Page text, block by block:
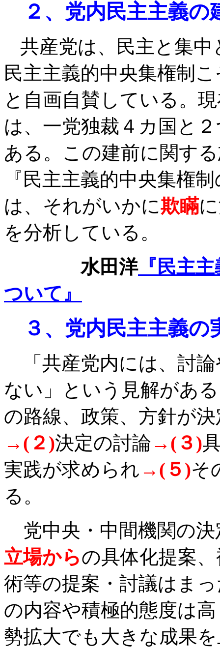
２、党内民主主義の
共産党は、民主と集
民主主義的中央集権制
と自画自賛している。
は、一党独裁４カ国と
ある。この建前に関す
『民主主義的中央集権
は、それがいかに欺瞞
を分析している。
水田洋『民主
ついて』
３、党内民主主義の
「共産党内には、討
ない」という見解があ
の路線、政策、方針が
→ ( ２ )決定の討論 → ( ３)
実践が求められ → ( ５ )そ
る。
党中央・中間機関の
立場からの具体化提案
術等の提案・討議はま
の内容や積極的態度は
勢拡大でも大きな成果